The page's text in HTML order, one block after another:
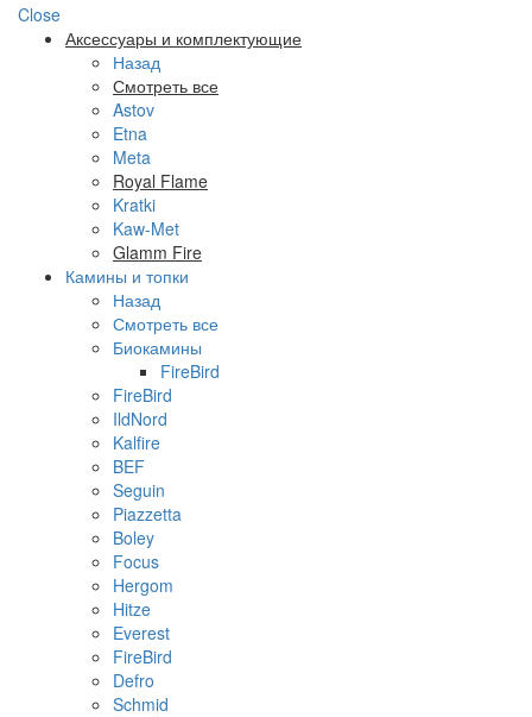
Close
Аксессуары и комплектующие
Назад
Смотреть все
Astov
Etna
Meta
Royal Flame
Kratki
Kaw-Met
Glamm Fire
Камины и топки
Назад
Смотреть все
Биокамины
FireBird
FireBird
IldNord
Kalfire
BEF
Seguin
Piazzetta
Boley
Focus
Hergom
Hitze
Everest
FireBird
Defro
Schmid